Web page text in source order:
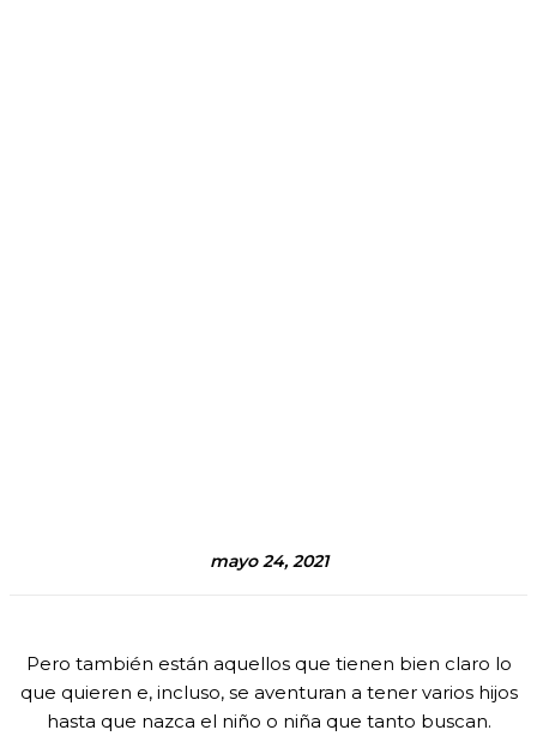
mayo 24, 2021
Pero también están aquellos que tienen bien claro lo
que quieren e, incluso, se aventuran a tener varios hijos
hasta que nazca el niño o niña que tanto buscan.